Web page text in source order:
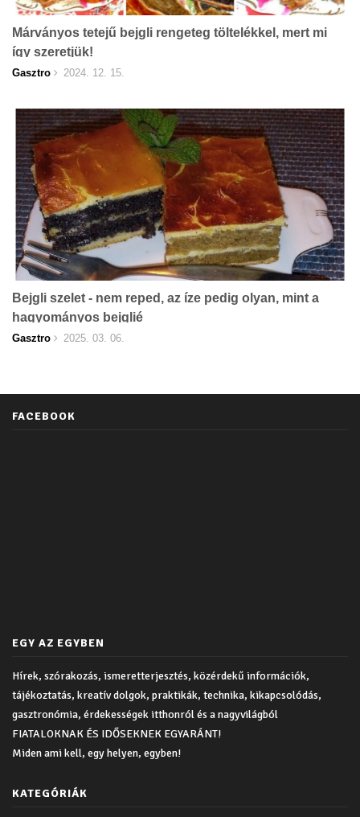
Márványos tetejű bejgli rengeteg töltelékkel, mert mi
így szeretjük!
Gasztro 2024. 12. 15.
Bejgli szelet - nem reped, az íze pedig olyan, mint a
hagyományos bejglié
Gasztro 2025. 03. 06.
FACEBOOK
EGY AZ EGYBEN
Hírek, szórakozás, ismeretterjesztés, közérdekű információk,
tájékoztatás, kreatív dolgok, praktikák, technika, kikapcsolódás,
gasztronómia, érdekességek itthonról és a nagyvilágból
FIATALOKNAK ÉS IDŐSEKNEK EGYARÁNT!
Miden ami kell, egy helyen, egyben!
KATEGÓRIÁK